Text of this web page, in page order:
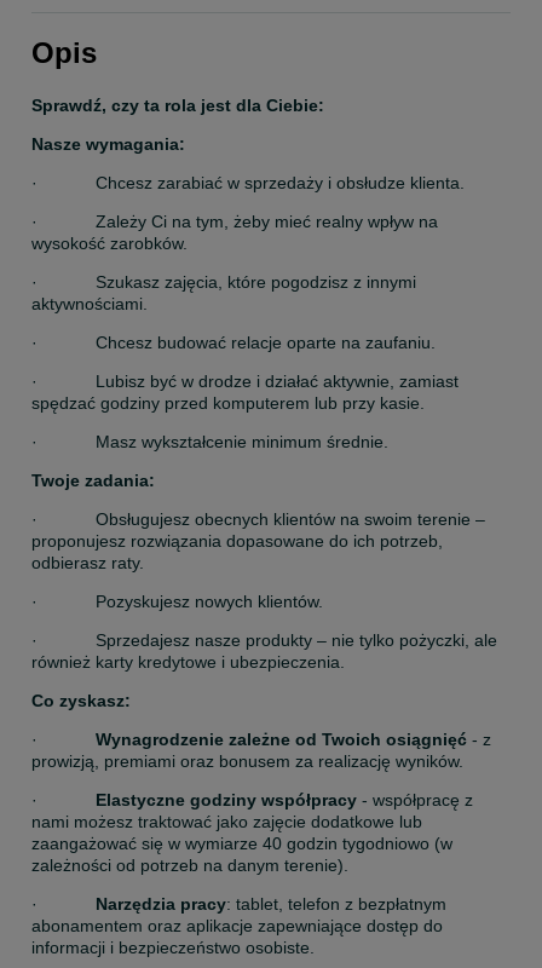
Opis
Sprawdź, czy ta rola jest dla Ciebie:
Nasze wymagania:
·            Chcesz zarabiać w sprzedaży i obsłudze klienta.
·            Zależy Ci na tym, żeby mieć realny wpływ na
wysokość zarobków.
·            Szukasz zajęcia, które pogodzisz z innymi
aktywnościami.
·            Chcesz budować relacje oparte na zaufaniu.
·            Lubisz być w drodze i działać aktywnie, zamiast
spędzać godziny przed komputerem lub przy kasie.
·            Masz wykształcenie minimum średnie.
Twoje zadania:
·            Obsługujesz obecnych klientów na swoim terenie –
proponujesz rozwiązania dopasowane do ich potrzeb,
odbierasz raty.
·            Pozyskujesz nowych klientów.
·            Sprzedajesz nasze produkty – nie tylko pożyczki, ale
również karty kredytowe i ubezpieczenia.
Co zyskasz:
· Wynagrodzenie zależne od Twoich osiągnięć - z
prowizją, premiami oraz bonusem za realizację wyników.
· Elastyczne godziny współpracy - współpracę z
nami możesz traktować jako zajęcie dodatkowe lub
zaangażować się w wymiarze 40 godzin tygodniowo (w
zależności od potrzeb na danym terenie).
· Narzędzia pracy: tablet, telefon z bezpłatnym
abonamentem oraz aplikacje zapewniające dostęp do
informacji i bezpieczeństwo osobiste.